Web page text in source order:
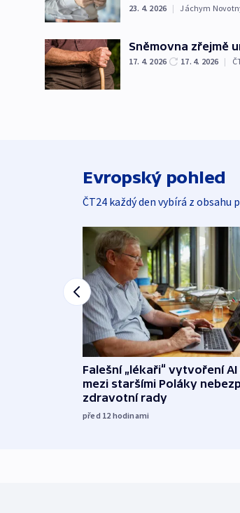
23. 4. 2026 | Jáchym
Sněmovna zřejmě
17. 4. 2026 17. 4. 2026 |
Evropský pohled
ČT24 každý den vybírá z
Falešní „lékaři“ vytvoření AI
mezi staršími Poláky
zdravotní rady
před 12 hodinami